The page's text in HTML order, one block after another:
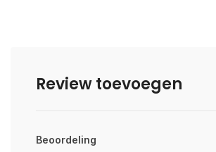
Review toevoegen
Beoordeling